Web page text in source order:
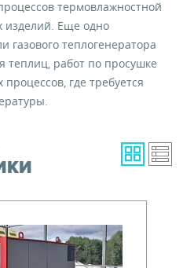
термовлажностной
изделий. Еще одно
газового теплогенератора
теплиц, работ по просушке
где требуется